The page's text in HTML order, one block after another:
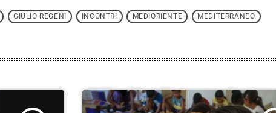
GIULIO REGENI INCONTRI MEDIORIENTE MEDITERRANEO